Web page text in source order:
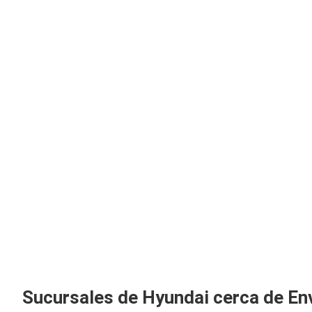
Sucursales de Hyundai cerca de